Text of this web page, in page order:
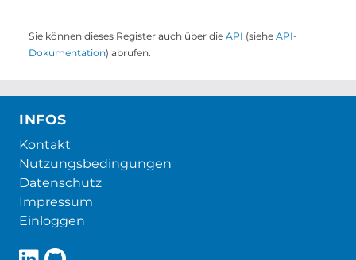
Sie können dieses Register auch über die API (siehe API-
Dokumentation) abrufen.
INFOS
Kontakt
Nutzungsbedingungen
Datenschutz
Impressum
Einloggen